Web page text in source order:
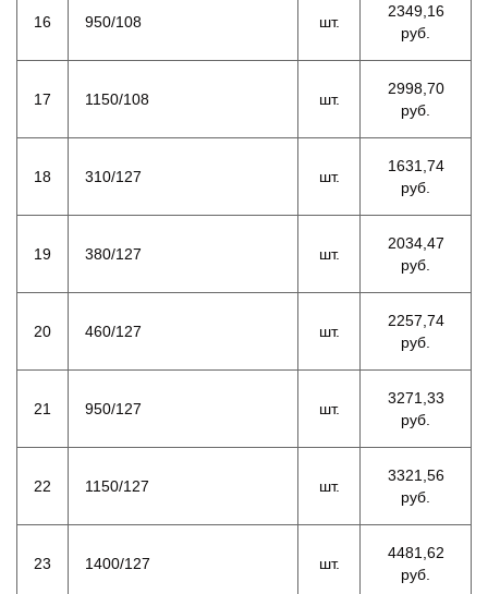
16 950/108 шт.
2349,16
руб.
17 1150/108 шт.
2998,70
руб.
18 310/127 шт.
1631,74
руб.
19 380/127 шт.
2034,47
руб.
20 460/127 шт.
2257,74
руб.
21 950/127 шт.
3271,33
руб.
22 1150/127 шт.
3321,56
руб.
23 1400/127 шт.
4481,62
руб.